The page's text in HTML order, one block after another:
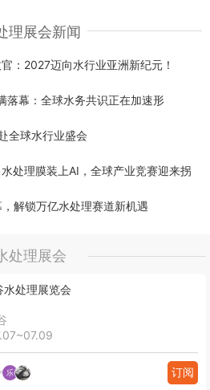
理展会新闻
：2027迈向水行业亚洲新纪元！
落幕：全球水务共识正在加速形
全球水行业盛会
处理膜装上AI，全球产业竞赛迎来拐
解锁万亿水处理赛道新机遇
处理展会
水处理展览会
订阅